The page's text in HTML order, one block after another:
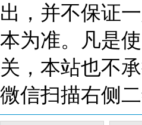
，并不保证
为准。凡是
，本站也不
信扫描右侧